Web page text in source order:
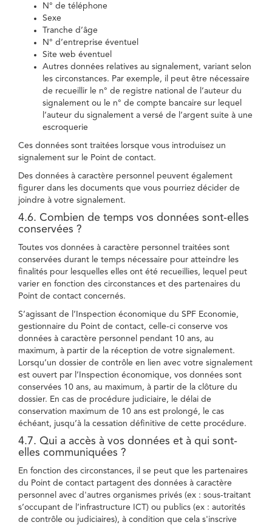
N° de téléphone
Sexe
Tranche d’âge
N° d’entreprise éventuel
Site web éventuel
Autres données relatives au signalement, variant selon
les circonstances. Par exemple, il peut être nécessaire
de recueillir le n° de registre national de l’auteur du
signalement ou le n° de compte bancaire sur lequel
l’auteur du signalement a versé de l’argent suite à une
escroquerie
Ces données sont traitées lorsque vous introduisez un
signalement sur le Point de contact.
Des données à caractère personnel peuvent également
figurer dans les documents que vous pourriez décider de
joindre à votre signalement.
4.6. Combien de temps vos données sont-elles
conservées ?
Toutes vos données à caractère personnel traitées sont
conservées durant le temps nécessaire pour atteindre les
finalités pour lesquelles elles ont été recueillies, lequel peut
varier en fonction des circonstances et des partenaires du
Point de contact concernés.
S’agissant de l’Inspection économique du SPF Economie,
gestionnaire du Point de contact, celle-ci conserve vos
données à caractère personnel pendant 10 ans, au
maximum, à partir de la réception de votre signalement.
Lorsqu’un dossier de contrôle en lien avec votre signalement
est ouvert par l’Inspection économique, vos données sont
conservées 10 ans, au maximum, à partir de la clôture du
dossier. En cas de procédure judiciaire, le délai de
conservation maximum de 10 ans est prolongé, le cas
échéant, jusqu’à la cessation définitive de cette procédure.
4.7. Qui a accès à vos données et à qui sont-
elles communiquées ?
En fonction des circonstances, il se peut que les partenaires
du Point de contact partagent des données à caractère
personnel avec d'autres organismes privés (ex : sous-traitant
s’occupant de l’infrastructure ICT) ou publics (ex : autorités
de contrôle ou judiciaires), à condition que cela s'inscrive